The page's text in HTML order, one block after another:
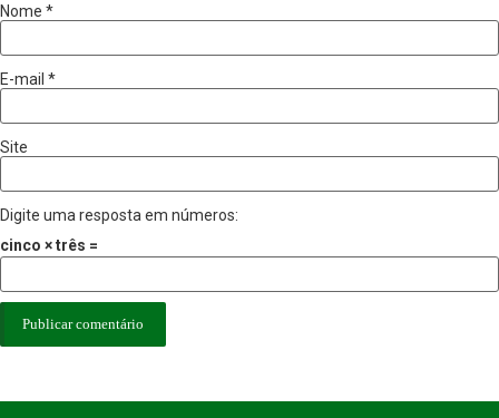
Nome *
E-mail *
Site
Digite uma resposta em números:
cinco × três =